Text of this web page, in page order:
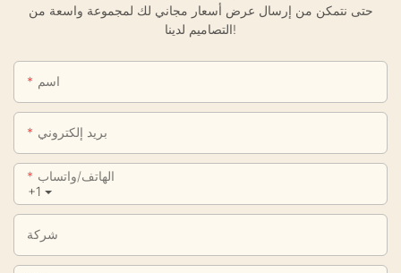
حتى نتمكن من إرسال عرض أسعار مجاني لك لمجموعة واسعة من
التصاميم لدينا!
اسم
بريد إلكتروني
+1
الهاتف/واتساب
شركة